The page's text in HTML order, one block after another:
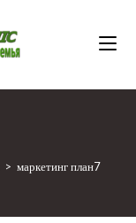
> маркетинг план7